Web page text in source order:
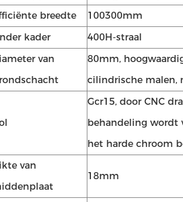
breedte
100300mm
kader 400H-straal
van
80mm,
cilindrische malen,
Gcr15, door CNC
behandeling wordt
het harde chroom
van
18mm